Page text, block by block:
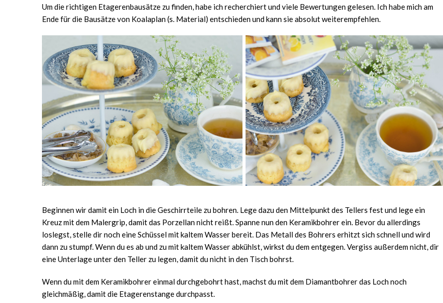
Um die richtigen Etagerenbausätze zu finden, habe ich recherchiert und viele Bewertungen gelesen. Ich habe mich am
Ende für die Bausätze von Koalaplan (s. Material) entschieden und kann sie absolut weiterempfehlen.
Beginnen wir damit ein Loch in die Geschirrteile zu bohren. Lege dazu den Mittelpunkt des Tellers fest und lege ein
Kreuz mit dem Malergrip, damit das Porzellan nicht reißt. Spanne nun den Keramikbohrer ein. Bevor du allerdings
loslegst, stelle dir noch eine Schüssel mit kaltem Wasser bereit. Das Metall des Bohrers erhitzt sich schnell und wird
dann zu stumpf. Wenn du es ab und zu mit kaltem Wasser abkühlst, wirkst du dem entgegen. Vergiss außerdem nicht, dir
eine Unterlage unter den Teller zu legen, damit du nicht in den Tisch bohrst.
Wenn du mit dem Keramikbohrer einmal durchgebohrt hast, machst du mit dem Diamantbohrer das Loch noch
gleichmäßig, damit die Etagerenstange durchpasst.